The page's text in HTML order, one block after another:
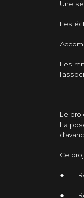
Une
Les
Les
Le
La
Ce
●
●